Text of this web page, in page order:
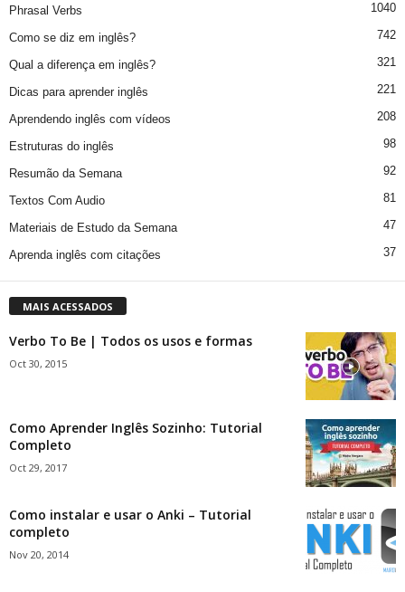
Phrasal Verbs 1040
Como se diz em inglês? 742
Qual a diferença em inglês? 321
Dicas para aprender inglês 221
Aprendendo inglês com vídeos 208
Estruturas do inglês 98
Resumão da Semana 92
Textos Com Audio 81
Materiais de Estudo da Semana 47
Aprenda inglês com citações 37
MAIS ACESSADOS
Verbo To Be | Todos os usos e formas
Oct 30, 2015
Como Aprender Inglês Sozinho: Tutorial
Completo
Oct 29, 2017
Como instalar e usar o Anki – Tutorial
completo
Nov 20, 2014